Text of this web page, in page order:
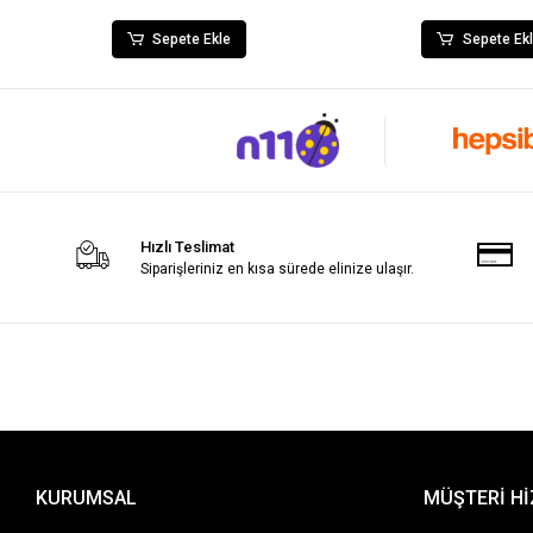
Sepete Ekle Sepete
Hızlı Teslimat
Siparişleriniz en kısa sürede elinize ulaşır.
KURUMSAL MÜŞTERİ